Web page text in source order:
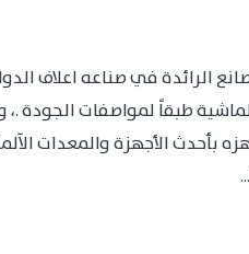
الرائدة في صناعه اعلاف
طبقاً لمواصفات الجودة
بأحدث الأجهزة والمعدات